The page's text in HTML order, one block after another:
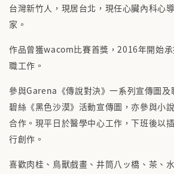
台灣新竹人，現居台北，現任心臟內科心
家。
作品曾獲wacom比賽首獎，2016年開始
職工作。
參與Garena《傳說對決》一系列宣傳圖及
碧絲《黑色沙漠》活動宣傳圖，亦參與小
合作。現平日於醫學中心工作，下班後以
行創作。
喜歡肉桂、鳥獸戲畫、井筒八ッ橋、茶、